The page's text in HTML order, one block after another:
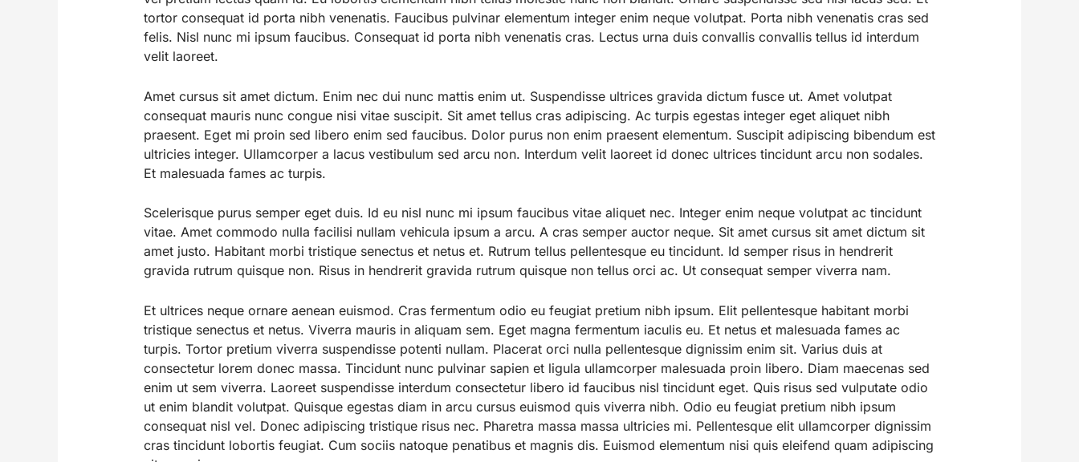
tortor consequat id porta nibh venenatis. Faucibus pulvinar elementum integer enim neque volutpat. Porta nibh venenatis cras sed
felis. Nisl nunc mi ipsum faucibus. Consequat id porta nibh venenatis cras. Lectus urna duis convallis convallis tellus id interdum
velit laoreet.
Amet cursus sit amet dictum. Enim nec dui nunc mattis enim ut. Suspendisse ultrices gravida dictum fusce ut. Amet volutpat
consequat mauris nunc congue nisi vitae suscipit. Sit amet tellus cras adipiscing. Ac turpis egestas integer eget aliquet nibh
praesent. Eget mi proin sed libero enim sed faucibus. Dolor purus non enim praesent elementum. Suscipit adipiscing bibendum est
ultricies integer. Ullamcorper a lacus vestibulum sed arcu non. Interdum velit laoreet id donec ultrices tincidunt arcu non sodales.
Et malesuada fames ac turpis.
Scelerisque purus semper eget duis. Id eu nisl nunc mi ipsum faucibus vitae aliquet nec. Integer enim neque volutpat ac tincidunt
vitae. Amet commodo nulla facilisi nullam vehicula ipsum a arcu. A cras semper auctor neque. Sit amet cursus sit amet dictum sit
amet justo. Habitant morbi tristique senectus et netus et. Rutrum tellus pellentesque eu tincidunt. Id semper risus in hendrerit
gravida rutrum quisque non. Risus in hendrerit gravida rutrum quisque non tellus orci ac. Ut consequat semper viverra nam.
Et ultrices neque ornare aenean euismod. Cras fermentum odio eu feugiat pretium nibh ipsum. Elit pellentesque habitant morbi
tristique senectus et netus. Viverra mauris in aliquam sem. Eget magna fermentum iaculis eu. Et netus et malesuada fames ac
turpis. Tortor pretium viverra suspendisse potenti nullam. Placerat orci nulla pellentesque dignissim enim sit. Varius duis at
consectetur lorem donec massa. Tincidunt nunc pulvinar sapien et ligula ullamcorper malesuada proin libero. Diam maecenas sed
enim ut sem viverra. Laoreet suspendisse interdum consectetur libero id faucibus nisl tincidunt eget. Quis risus sed vulputate odio
ut enim blandit volutpat. Quisque egestas diam in arcu cursus euismod quis viverra nibh. Odio eu feugiat pretium nibh ipsum
consequat nisl vel. Donec adipiscing tristique risus nec. Pharetra massa massa ultricies mi. Pellentesque elit ullamcorper dignissim
cras tincidunt lobortis feugiat. Cum sociis natoque penatibus et magnis dis. Euismod elementum nisi quis eleifend quam adipiscing